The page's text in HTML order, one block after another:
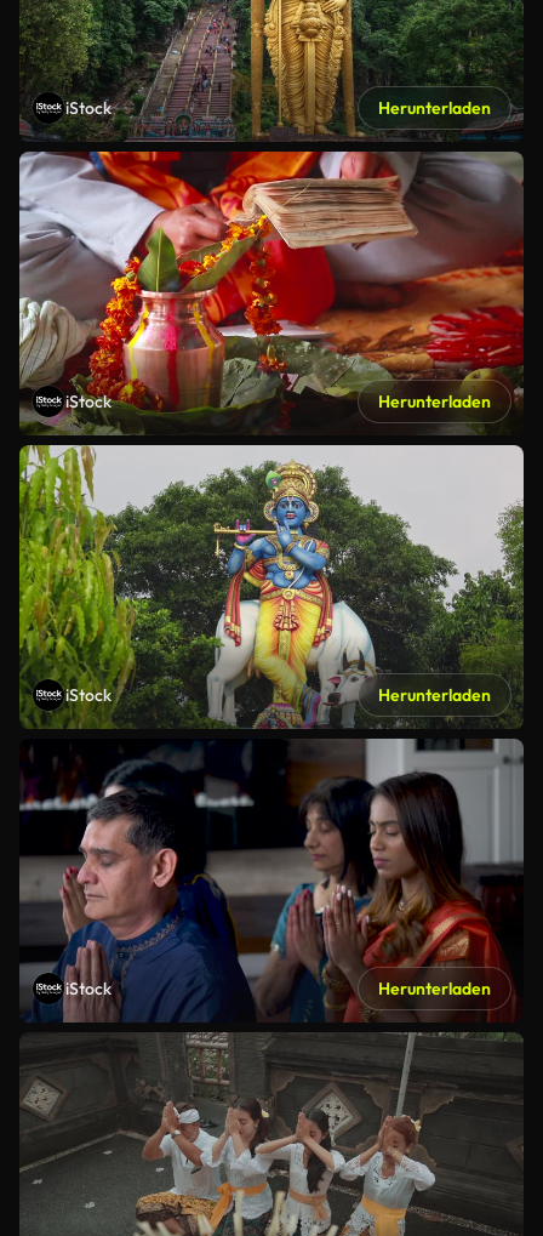
iStock Herunterladen
iStock Herunterladen
iStock Herunterladen
iStock Herunterladen